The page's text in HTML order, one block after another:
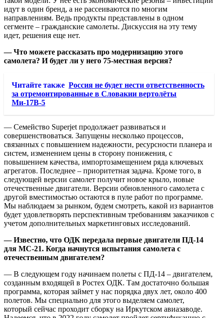
идут в один бренд, а не рассеиваются по многим
направлениям. Ведь продукты представлены в одном
сегменте – гражданские самолеты. Дискуссия на эту тему
идет, решения еще нет.
— Что можете рассказать про модернизацию этого
самолета? И будет ли у него 75-местная версия?
Читайте также Россия не будет нести ответственность
за отремонтированные в Словакии вертолёты
Ми-17В-5
— Семейство Superjet продолжает развиваться и
совершенствоваться. Запущены несколько процессов,
связанных с повышением надежности, ресурсности планера и
систем, изменением цены в сторону понижения, с
повышением качества, импортозамещением ряда ключевых
агрегатов. Последнее – приоритетная задача. Кроме того, в
следующей версии самолет получит новое крыло, новые
отечественные двигатели. Версии обновленного самолета с
другой вместимостью остаются в пуле работ по программе.
Мы наблюдаем за рынком, будем смотреть, какой из вариантов
будет удовлетворять перспективным требованиям заказчиков с
учетом дополнительных маркетинговых исследований.
— Известно, что ОДК передала первые двигатели ПД-14
для МС-21. Когда начнутся испытания самолета с
отечественным двигателем?
— В следующем году начинаем полеты с ПД-14 – двигателем,
созданным входящей в Ростех ОДК. Там достаточно большая
программа, которая займет у нас порядка двух лет, около 400
полетов. Мы специально для этого выделяем самолет,
который сейчас проходит сборку на Иркутском авиазаводе.